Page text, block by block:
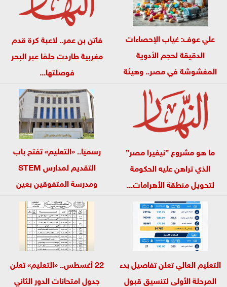
علي عوف: غياب الإحصاءات
الدقيقة لحجم الأدوية
المغشوشة في مصر.. وهيئة
فاتن بن عمر.. لاعبة كرة قدم
مغربية طاردت حلمًا عبر البحر
فوصلتها...
ما هو مشروع ”نيفيرا مصر”
الذي تراهن عليه الحكومة
لتحويل منطقة الأهرامات...
رسميًا.. «التعليم» تفتح باب
التقديم لمدارس STEM
ومدرسة المتفوقين بعين
شمس
التعليم العالي تعلن تفاصيل بدء
المرحلة الأولى لتنسيق قبول
22 أغسطس.. «التعليم» تعلن
جدول امتحانات الدور الثاني